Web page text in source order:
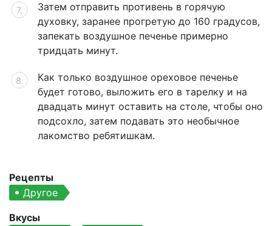
Затем отправить противень в горячую
духовку, заранее прогретую до 160 градусов,
запекать воздушное печенье примерно
тридцать минут.
Как только воздушное ореховое печенье
будет готово, выложить его в тарелку и на
двадцать минут оставить на столе, чтобы оно
подсохло, затем подавать это необычное
лакомство ребятишкам.
Рецепты
Другое
Вкусы